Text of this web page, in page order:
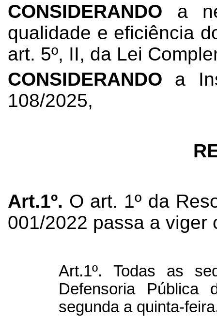
CONSIDERANDO a
qualidade e eficiência
art. 5º, II, da Lei
CONSIDERANDO a
108/2025,
Art.1º. O art. 1º da
001/2022 passa a viger
Art.1º. Todas as
Defensoria
segunda a quinta-